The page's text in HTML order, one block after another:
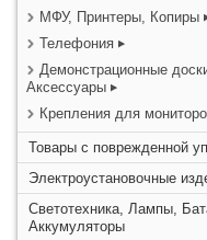
МФУ, Принтеры, Копиры
Телефония
Демонстрационные
Аксессуары
Крепления для
Товары с поврежденной
Электроустановочные
Светотехника, Лампы,
Аккумуляторы